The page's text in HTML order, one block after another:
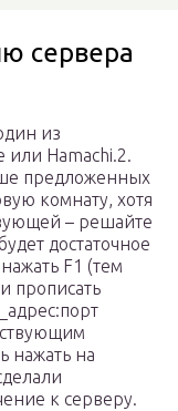
сервера
из
или Hamachi.2.
предложенных
комнату, хотя
– решайте
достаточное
F1 (тем
прописать
нажать на
к серверу.